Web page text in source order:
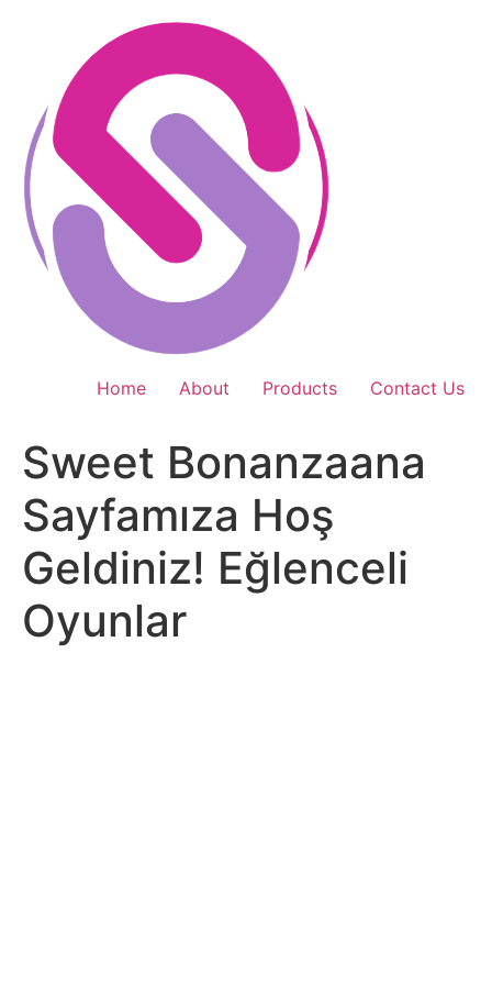
Home About Products Contact Us
Sweet Bonanzaana
Sayfamıza Hoş
Geldiniz! Eğlenceli
Oyunlar